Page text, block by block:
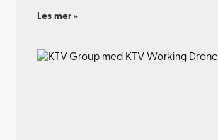
Les mer »